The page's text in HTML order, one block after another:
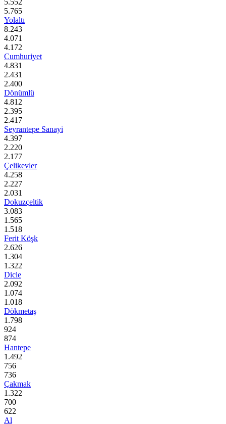
5.765
Yolaltı
8.243
4.071
4.172
Cumhuriyet
4.831
2.431
2.400
Dönümlü
4.812
2.395
2.417
Seyrantepe Sanayi
4.397
2.220
2.177
Çelikevler
4.258
2.227
2.031
Dokuzçeltik
3.083
1.565
1.518
Ferit Köşk
2.626
1.304
1.322
Dicle
2.092
1.074
1.018
Dökmetaş
1.798
924
874
Hantepe
1.492
756
736
Çakmak
1.322
700
622
Al